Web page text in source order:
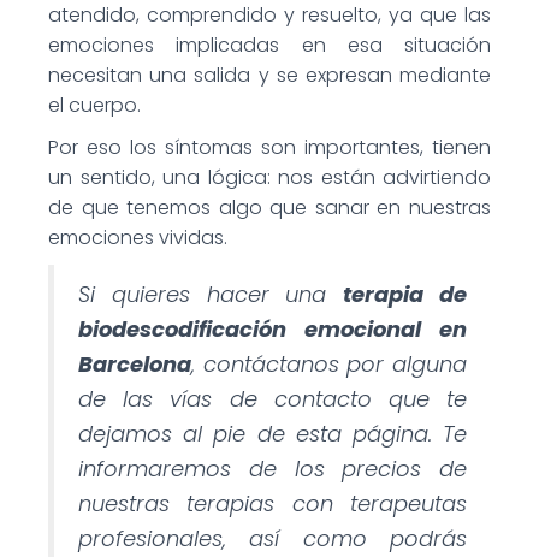
atendido, comprendido y resuelto, ya que las
emociones implicadas en esa situación
necesitan una salida y se expresan mediante
el cuerpo.
Por eso los síntomas son importantes, tienen
un sentido, una lógica: nos están advirtiendo
de que tenemos algo que sanar en nuestras
emociones vividas.
Si quieres hacer una terapia de
biodescodificación emocional en
Barcelona, contáctanos por alguna
de las vías de contacto que te
dejamos al pie de esta página. Te
informaremos de los precios de
nuestras terapias con terapeutas
profesionales, así como podrás